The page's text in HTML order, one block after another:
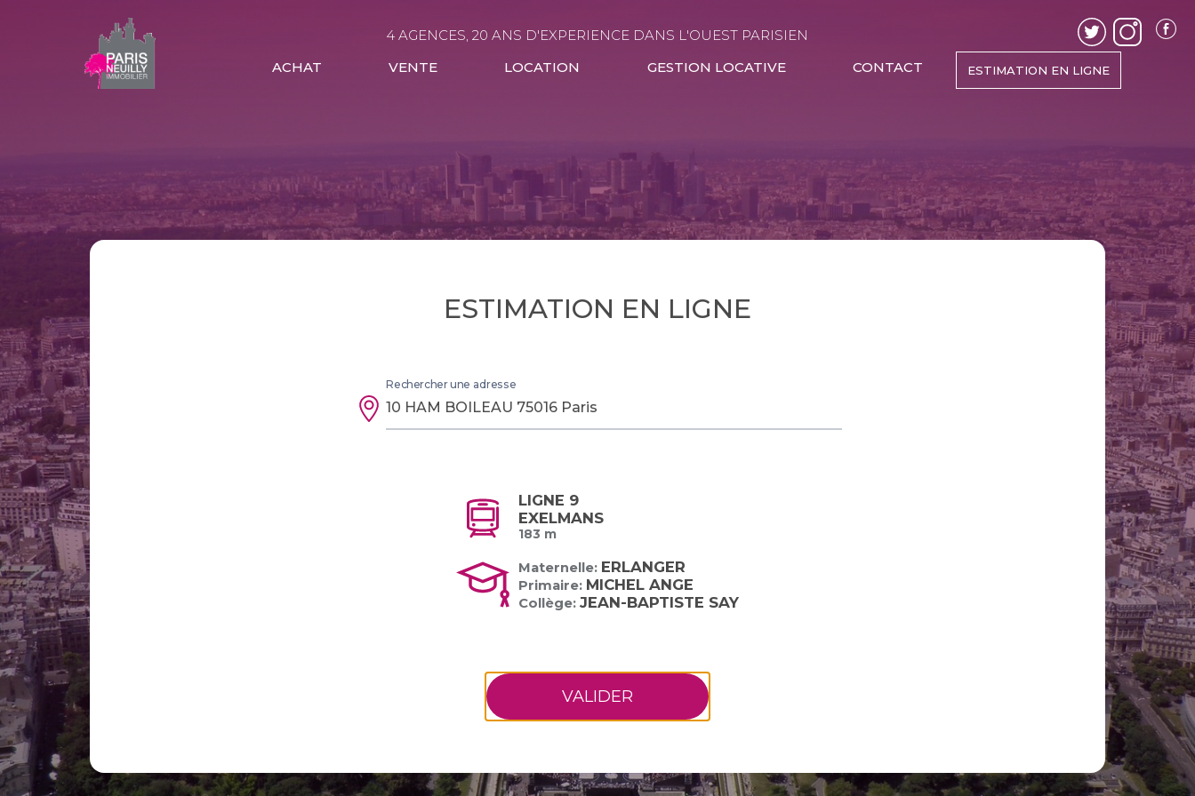
4 AGENCES, 20 ANS D'EXPERIENCE DANS L'OUEST PARISIEN
ACHAT
VENTE LOCATION GESTION LOCATIVE CONTACT ESTIMATION EN LIGNE
ESTIMATION EN LIGNE
Rechercher une adresse
LIGNE 9
EXELMANS
183 m
Maternelle: ERLANGER
Primaire: MICHEL ANGE
Collège: JEAN-BAPTISTE SAY
VALIDER